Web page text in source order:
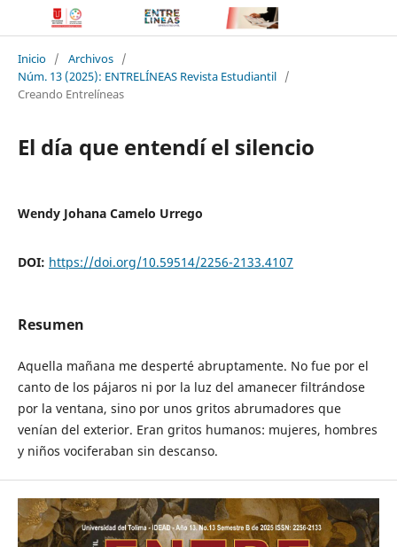
Inicio / Archivos /
Núm. 13 (2025): ENTRELÍNEAS Revista Estudiantil /
Creando Entrelíneas
El día que entendí el silencio
Wendy Johana Camelo Urrego
DOI: https://doi.org/10.59514/2256-2133.4107
Resumen
Aquella mañana me desperté abruptamente. No fue por el
canto de los pájaros ni por la luz del amanecer filtrándose
por la ventana, sino por unos gritos abrumadores que
venían del exterior. Eran gritos humanos: mujeres, hombres
y niños vociferaban sin descanso.